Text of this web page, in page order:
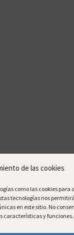
de las cookies
como las cookies
tecnologías nos
en este sitio. No
características y funciones.